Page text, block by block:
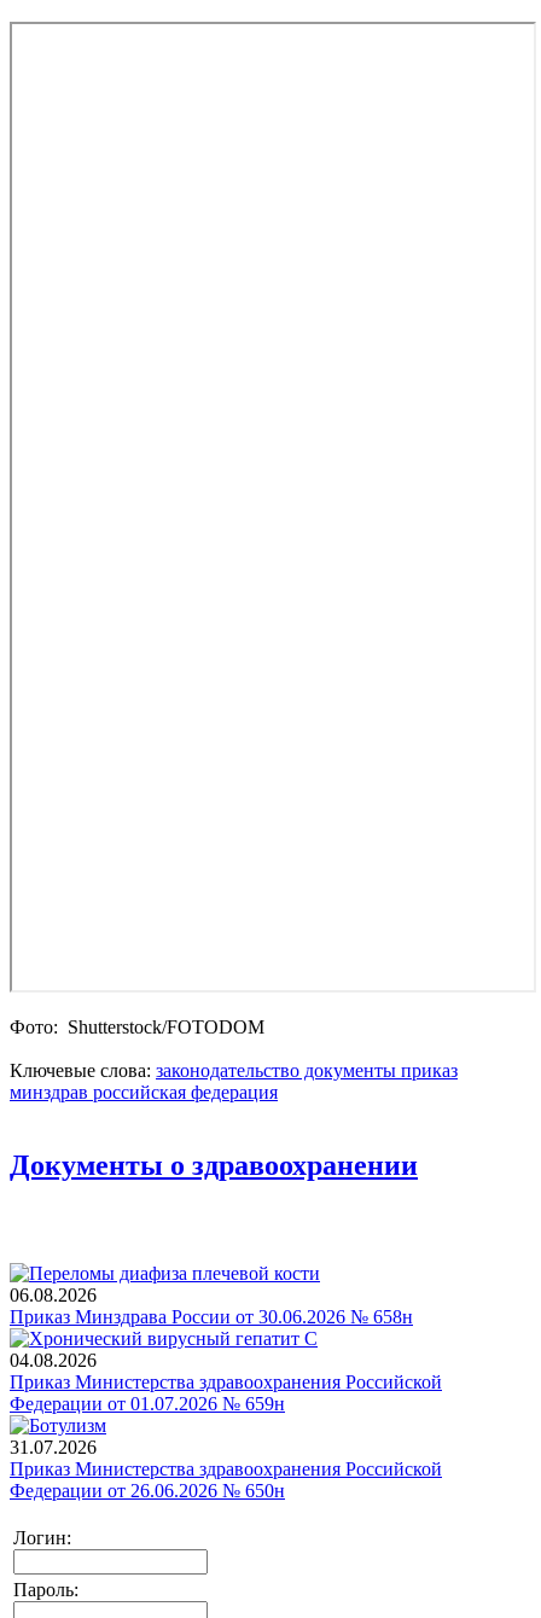
Фото: Shutterstoсk/FOTODOM
Ключевые слова: законодательство документы приказ
минздрав российская федерация
Документы о здравоохранении
06.08.2026
Приказ Минздрава России от 30.06.2026 № 658н
04.08.2026
Приказ Министерства здравоохранения Российской
Федерации от 01.07.2026 № 659н
31.07.2026
Приказ Министерства здравоохранения Российской
Федерации от 26.06.2026 № 650н
Логин:
Пароль: